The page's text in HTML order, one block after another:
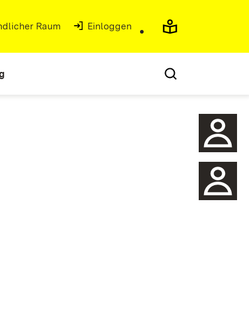
Raum (Öffnet in neuem Fenster)
Einloggen